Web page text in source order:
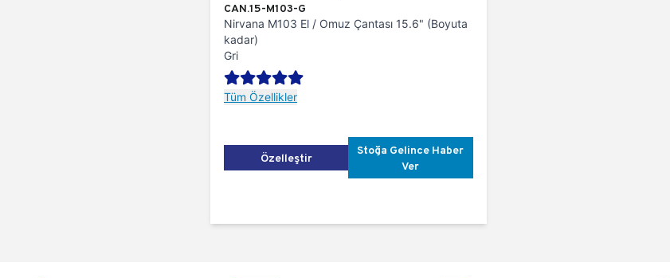
CAN.15-M103-G
Nirvana M103 El / Omuz Çantası 15.6" (Boyuta
kadar)
Gri
Tüm Özellikler
Özelleştir
Stoğa Gelince Haber
Ver